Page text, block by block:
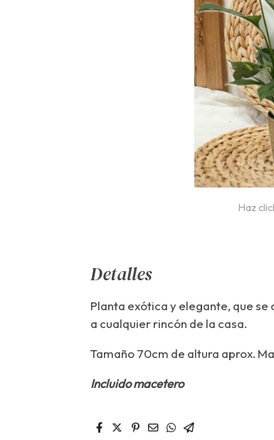
Haz
Detalles
Planta exótica y elegante, que
a cualquier rincón de la casa.
Tamaño 70cm de altura aprox.
Incluido macetero